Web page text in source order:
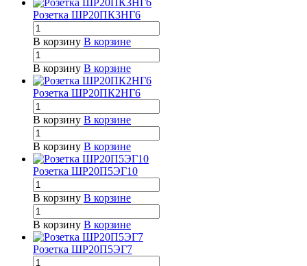
Розетка ШР20ПК3НГ6
В корзину В корзине
В корзину В корзине
Розетка ШР20ПК2НГ6
В корзину В корзине
В корзину В корзине
Розетка ШР20П5ЭГ10
В корзину В корзине
В корзину В корзине
Розетка ШР20П5ЭГ7